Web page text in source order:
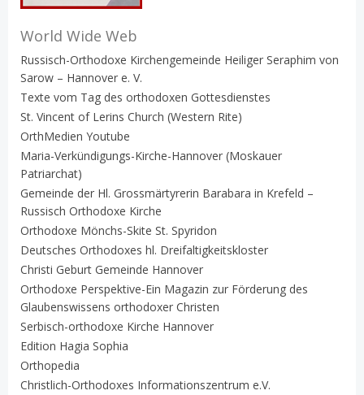
World Wide Web
Russisch-Orthodoxe Kirchengemeinde Heiliger Seraphim von
Sarow – Hannover e. V.
Texte vom Tag des orthodoxen Gottesdienstes
St. Vincent of Lerins Church (Western Rite)
OrthMedien Youtube
Maria-Verkündigungs-Kirche-Hannover (Moskauer
Patriarchat)
Gemeinde der Hl. Grossmärtyrerin Barabara in Krefeld –
Russisch Orthodoxe Kirche
Orthodoxe Mönchs-Skite St. Spyridon
Deutsches Orthodoxes hl. Dreifaltigkeitskloster
Christi Geburt Gemeinde Hannover
Orthodoxe Perspektive-Ein Magazin zur Förderung des
Glaubenswissens orthodoxer Christen
Serbisch-orthodoxe Kirche Hannover
Edition Hagia Sophia
Orthopedia
Christlich-Orthodoxes Informationszentrum e.V.